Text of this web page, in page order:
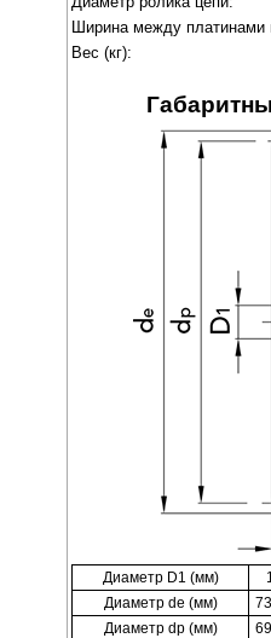
Ширина между платинами
Вес (кг):
Диаметр D1 (мм)
Диаметр de (мм)
Диаметр dp (мм)